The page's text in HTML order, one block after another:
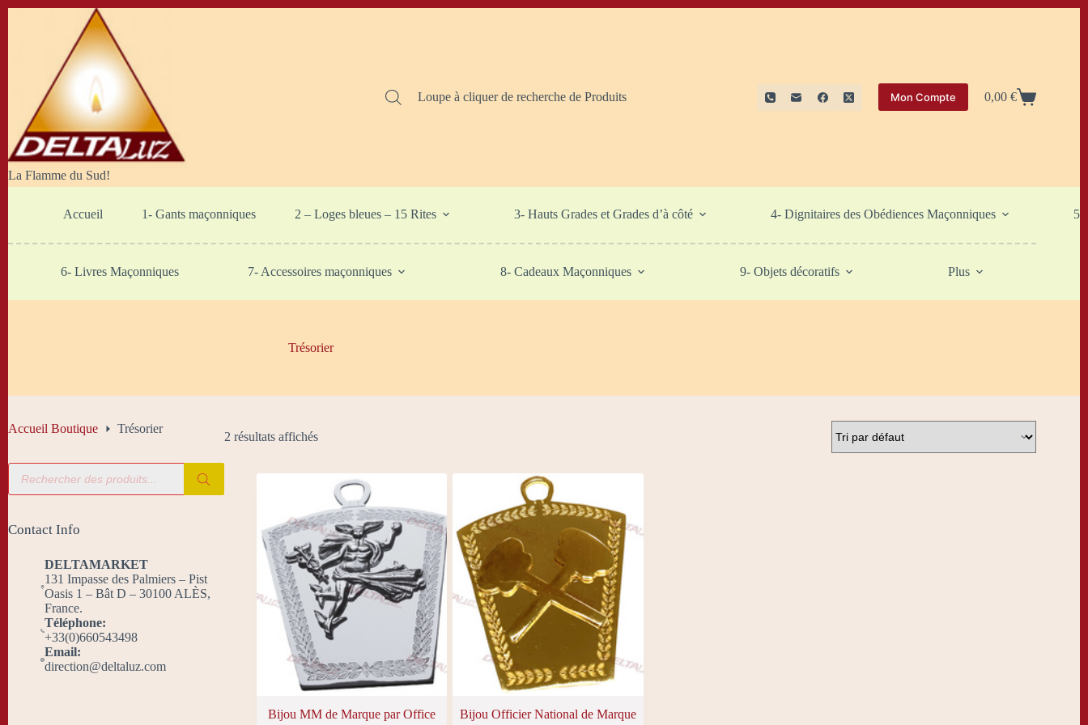
La Flamme du Sud!
Loupe à cliquer de recherche de Produits Mon Compte
Panier
0,00€
Accueil 1- Gants maçonniques 2 – Loges bleues – 15 Rites 3- Hauts Grades et Grades d’à côté 4- Dignitaires des Obédiences Maçonniques 5-
6- Livres Maçonniques 7- Accessoires maçonniques 8- Cadeaux Maçonniques 9- Objets décoratifs Plus
Trésorier
2 résultats affichés
Bijou MM de Marque par Office Bijou Officier National de Marque
Accueil Boutique Trésorier
Recherche
produits
Contact Info
DELTAMARKET
131 Impasse des Palmiers – Pist
Oasis 1 – Bât D – 30100 ALÈS,
France.
Téléphone:
+33(0)660543498
Email:
direction@deltaluz.com